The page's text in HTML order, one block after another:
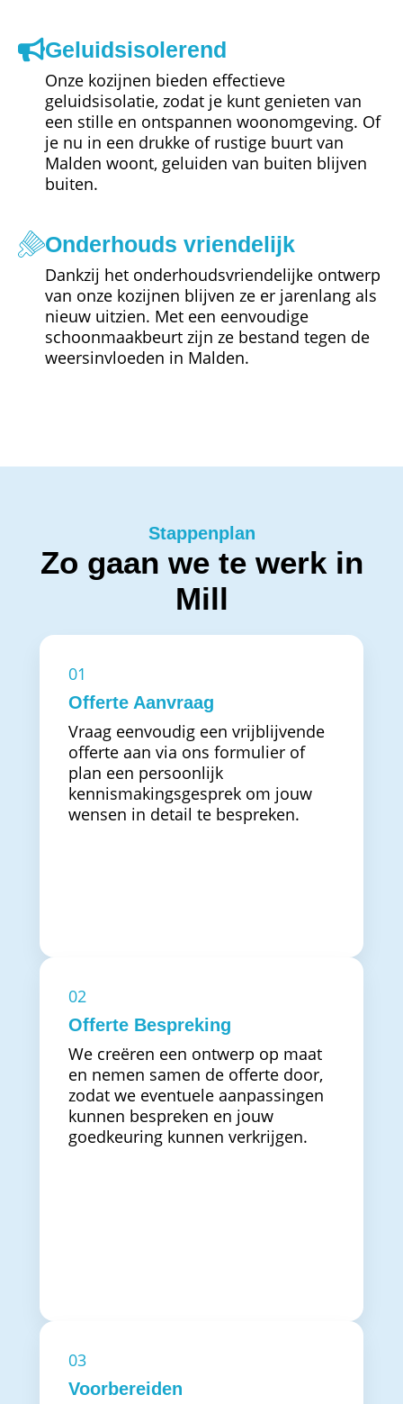
Geluidsisolerend
Onze kozijnen bieden effectieve
geluidsisolatie, zodat je kunt genieten van
een stille en ontspannen woonomgeving. Of
je nu in een drukke of rustige buurt van
Malden woont, geluiden van buiten blijven
buiten.
Onderhouds vriendelijk
Dankzij het onderhoudsvriendelijke ontwerp
van onze kozijnen blijven ze er jarenlang als
nieuw uitzien. Met een eenvoudige
schoonmaakbeurt zijn ze bestand tegen de
weersinvloeden in Malden.
Stappenplan
Zo gaan we te werk in
Mill
01
Offerte Aanvraag
Vraag eenvoudig een vrijblijvende
offerte aan via ons formulier of
plan een persoonlijk
kennismakingsgesprek om jouw
wensen in detail te bespreken.
02
Offerte Bespreking
We creëren een ontwerp op maat
en nemen samen de offerte door,
zodat we eventuele aanpassingen
kunnen bespreken en jouw
goedkeuring kunnen verkrijgen.
03
Voorbereiden